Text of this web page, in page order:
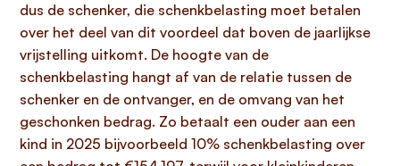
dus de schenker, die schenkbelasting moet betalen
over het deel van dit voordeel dat boven de jaarlijkse
vrijstelling uitkomt. De hoogte van de
schenkbelasting hangt af van de relatie tussen de
schenker en de ontvanger, en de omvang van het
geschonken bedrag. Zo betaalt een ouder aan een
kind in 2025 bijvoorbeeld 10% schenkbelasting over